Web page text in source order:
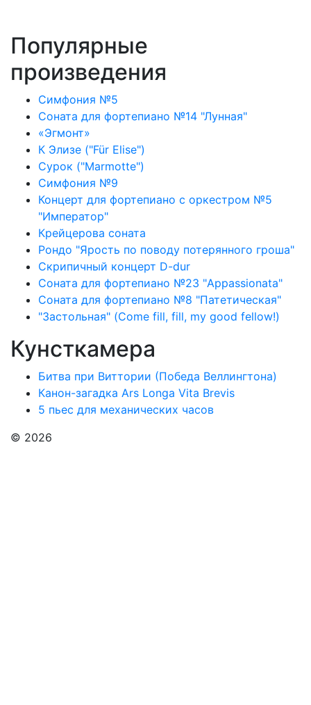
Популярные
произведения
Симфония №5
Соната для фортепиано №14 "Лунная"
«Эгмонт»
К Элизе ("Für Elise")
Сурок ("Marmotte")
Симфония №9
Концерт для фортепиано с оркестром №5
"Император"
Крейцерова соната
Рондо "Ярость по поводу потерянного гроша"
Скрипичный концерт D-dur
Соната для фортепиано №23 "Appassionata"
Соната для фортепиано №8 "Патетическая"
"Застольная" (Come fill, fill, my good fellow!)
Кунсткамера
Битва при Виттории (Победа Веллингтона)
Канон-загадка Ars Longa Vita Brevis
5 пьес для механических часов
© 2026